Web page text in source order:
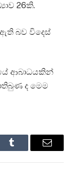
26කි.
බව විදෙස්
ආබාධයකින්
ද මෙම
Tumblr Email